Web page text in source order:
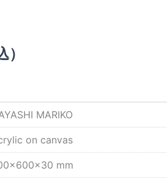
MARIKO
on canvas
mm